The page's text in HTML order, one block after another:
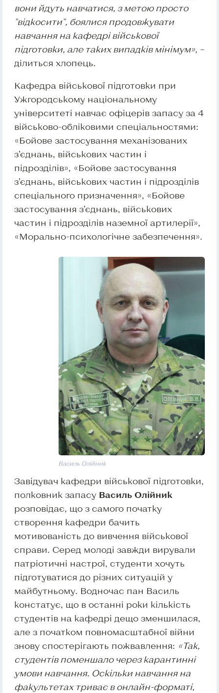
вони йдуть навчатися, з метою просто
"відкосити", боялися продовжувати
навчання на кафедрі військової
підготовки, але таких випадків мінімум», –
ділиться хлопець.
Кафедра військової підготовки при
Ужгородському національному
університеті навчає офіцерів запасу за 4
військово-обліковими спеціальностями:
«Бойове застосування механізованих
з’єднань, військових частин і
підрозділів», «Бойове застосування
з’єднань, військових частин і підрозділів
спеціального призначення», «Бойове
застосування з’єднань, військових
частин і підрозділів наземної артилерії»,
«Морально-психологічне забезпечення».
Василь Олійник
Завідувач кафедри військової підготовки,
полковник запасу Василь Олійник
розповідає, що з самого початку
створення кафедри бачить
мотивованість до вивчення військової
справи. Серед молоді завжди вирували
патріотичні настрої, студенти хочуть
підготуватися до різних ситуацій у
майбутньому. Водночас пан Василь
констатує, що в останні роки кількість
студентів на кафедрі дещо зменшилася,
але з початком повномасштабної війни
знову спостерігають пожвавлення: «Так,
студентів поменшало через карантинні
умови навчання. Оскільки навчання на
факультетах триває в онлайн-форматі,